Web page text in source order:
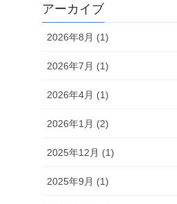
アーカイブ
2026年8月 (1)
2026年7月 (1)
2026年4月 (1)
2026年1月 (2)
2025年12月 (1)
2025年9月 (1)